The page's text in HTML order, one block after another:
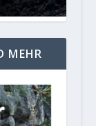
MEHR